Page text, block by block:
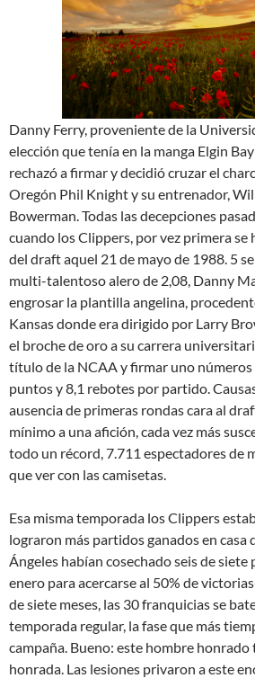
Danny Ferry, proveniente de la
elección que tenía en la manga Elgin
rechazó a firmar y decidió cruzar el
Oregón Phil Knight y su entrenador,
Bowerman. Todas las decepciones
cuando los Clippers, por vez primera se
del draft aquel 21 de mayo de 1988. 5
multi-talentoso alero de 2,08, Danny
engrosar la plantilla angelina,
Kansas donde era dirigido por Larry
el broche de oro a su carrera
título de la NCAA y firmar uno números
puntos y 8,1 rebotes por partido.
ausencia de primeras rondas cara al
mínimo a una afición, cada vez más
todo un récord, 7.711 espectadores de
que ver con las camisetas.
Esa misma temporada los Clippers
lograron más partidos ganados en casa
Ángeles habían cosechado seis de
enero para acercarse al 50% de
de siete meses, las 30 franquicias se
temporada regular, la fase que más
campaña. Bueno: este hombre honrado
honrada. Las lesiones privaron a este